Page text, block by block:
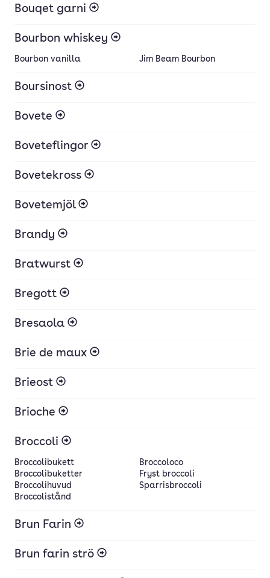
Bouqet garni
Bourbon whiskey
Bourbon vanilla Jim Beam Bourbon
Boursinost
Bovete
Boveteflingor
Bovetekross
Bovetemjöl
Brandy
Bratwurst
Bregott
Bresaola
Brie de maux
Brieost
Brioche
Broccoli
Broccolibukett
Broccolibuketter
Broccolihuvud
Broccolistånd
Broccoloco
Fryst broccoli
Sparrisbroccoli
Brun Farin
Brun farin strö